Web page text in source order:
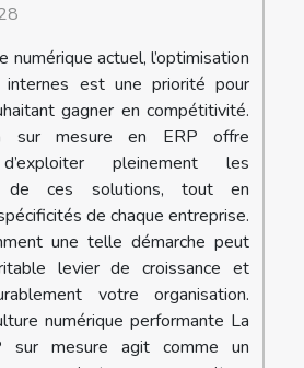
numérique actuel, l’optimisation
internes est une priorité pour
gagner en compétitivité.
sur mesure en ERP offre
d’exploiter pleinement les
de ces solutions, tout en
de chaque entreprise.
une telle démarche peut
levier de croissance et
votre organisation.
numérique performante La
sur mesure agit comme un